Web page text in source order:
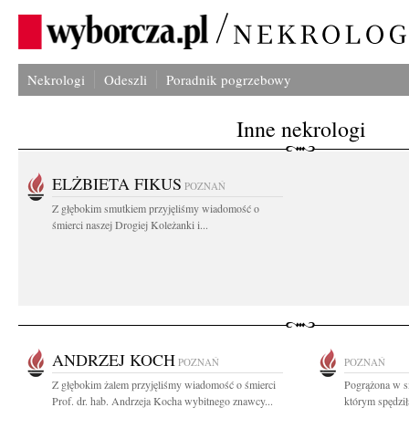
Nekrologi Odeszli Poradnik pogrzebowy
Inne nekrologi
ELŻBIETA FIKUS POZNAŃ
Z głębokim smutkiem przyjęliśmy wiadomość o
śmierci naszej Drogiej Koleżanki i...
ANDRZEJ KOCH POZNAŃ
Z głębokim żalem przyjęliśmy wiadomość o śmierci
Prof. dr. hab. Andrzeja Kocha wybitnego znawcy...
POZNAŃ
Pogrążona w
którym